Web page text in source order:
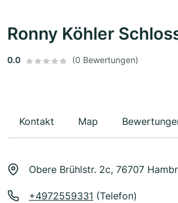
Ronny Köhler
0.0 (0 Bewertungen)
Kontakt Map
Obere Brühlstr. 2c, 76707
+4972559331 (Telefon)